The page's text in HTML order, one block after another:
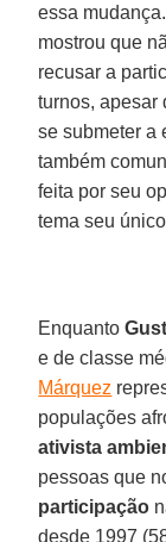
essa mudança.
mostrou que
recusar a
turnos, apesar
se submeter a
também
feita por seu
tema seu
Enquanto
e de classe
Márquez
populações
ativista
pessoas que
participação
desde 1997